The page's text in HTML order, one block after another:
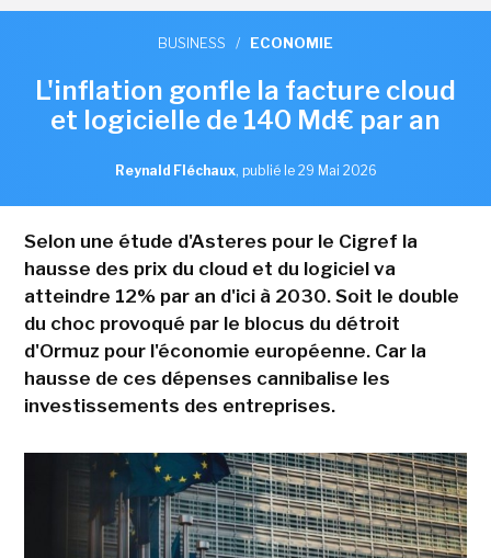
BUSINESS / ECONOMIE
L'inflation gonfle la facture cloud
et logicielle de 140 Md€ par an
Reynald Fléchaux, publié le 29 Mai 2026
Selon une étude d'Asteres pour le Cigref la
hausse des prix du cloud et du logiciel va
atteindre 12% par an d'ici à 2030. Soit le double
du choc provoqué par le blocus du détroit
d'Ormuz pour l'économie européenne. Car la
hausse de ces dépenses cannibalise les
investissements des entreprises.